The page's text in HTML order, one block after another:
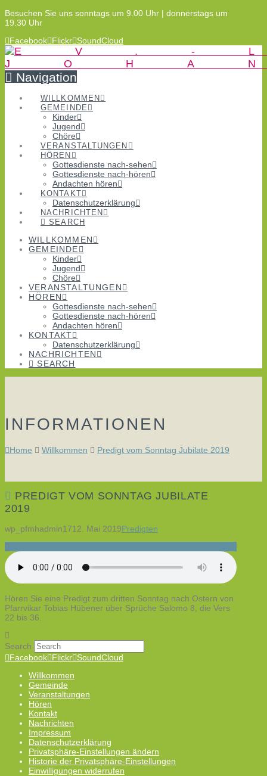
Besuchen Sie uns sonntags um 9.00 Uhr | donnerstags um
19.30 Uhr
Facebook Flickr SoundCloud
Navigation
WILLKOMMEN
GEMEINDE
Kinder
Jugend
Chöre
VERANSTALTUNGEN
HÖREN
Gottesdienste nach-sehen
Gottesdienste nach-hören
Andachten hören
KONTAKT
Datenschutzerklärung
NACHRICHTEN
SEARCH
WILLKOMMEN
GEMEINDE
Kinder
Jugend
Chöre
VERANSTALTUNGEN
HÖREN
Gottesdienste nach-sehen
Gottesdienste nach-hören
Andachten hören
KONTAKT
Datenschutzerklärung
NACHRICHTEN
SEARCH
INFORMATIONEN
Home Willkommen Predigt vom Sonntag Jubilate 2019
PREDIGT VOM SONNTAG JUBILATE
2019
wp_pfmhadmin1712. Mai 2019Predigten
Hören Sie eine Predigt zum dritten Sonntag nach Ostern von
Pfarrvikar Tobias Hübener über Sprüche Salomo 8, die Vers
22 bis 36.
Search
Facebook Flickr SoundCloud
Willkommen
Gemeinde
Veranstaltungen
Hören
Kontakt
Nachrichten
Impressum
Datenschutzerklärung
Privatsphäre-Einstellungen ändern
Historie der Privatsphäre-Einstellungen
Einwilligungen widerrufen